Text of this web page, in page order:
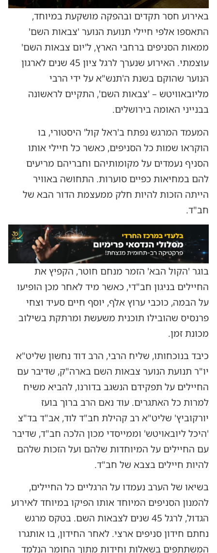
באירוע חסר תקדים ובהפקה מושקעת במיוחד,
התאספו אלפי חיילי תנועת הנוער 'צבאות השם'
ממאות הסניפים ברחבי הארץ, ל'יום צבאות השם'
עוצמתי. האירוע שנערך לרגל ציון 45 שנים לארגון
הנוער שהוקם בשנת ה'תנש"א על ידי הרבי
מליובאוויטש – 'צבאות השם', התקיים לראשונה
בבנייני האומה בירושלים.
המעמד המרגש נפתח ב'ראל קול' היסטורי, בו
הוקראו שמות כל הסניפים, כאשר כל חיילי אותו
הסניף נעמדים על מקומותיהם וחבריהם מריעים
להם במחיאות כפיים סוערות. התחושה באוויר
הייתה הזכות להיות חלק ממעצמת הדור הבא של
חב"ד.
בוגר 'הקול הבא' הזמר מנחם חוטר, הקפיץ את
החיילים בניגון חב"די, כאשר מיד לאחר מכן הופיעו
על הבמה, כוכבי ערוץ אלף, יוסף חיים סעיד וצחי
פרנסיס שהובילו תוכנית משעשת ומרתקת בשילוב
מכונת זמן.
כיבד בנוכחותו, שליח הרבי, הרב דוד נחשון שליט"א
יו"ר תנועת הנוער צבאות השם בארה"ק, שדיבר עם
החיילים על תפקידם הנשגב בדורנו, להביא משיח
למרות כל האתגרים. עוד נאם הרב ברוך בועז
יורקוביץ' שליט"א רב קהילת חב"ד לוד, אב"ד בד"צ
'היכל ליובאויטש' וממייסדי מכון הלכה חב"ד, שדיבר
עם החיילים על המיוחדות שלהם ועל הזכות שלהם
להיות חיילים בצבא של חב"ד.
בשיאו של הערב נעמדו על הרגליים כל החיילים,
להמנון הסניפים המיוחד אותו הפיקו במיוחד לאירוע
הגדול, לרגל 45 שנים לצבאות השם. בטקס מרגש
נחתם חידון סניפים ארצי. לאחר החידון, בו אותגרו
המשתתפים בשאלות וחידות מתוך החומר הנלמד